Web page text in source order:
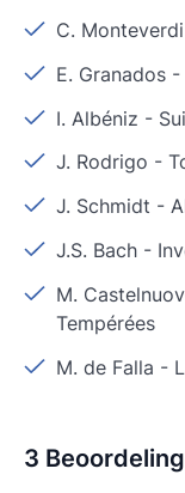
C. Monteverdi
E. Granados -
I. Albéniz -
J. Rodrigo -
J. Schmidt -
J.S. Bach -
M.
Tempérées
M. de Falla -
3